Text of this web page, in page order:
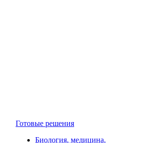
Готовые решения
Биология, медицина,